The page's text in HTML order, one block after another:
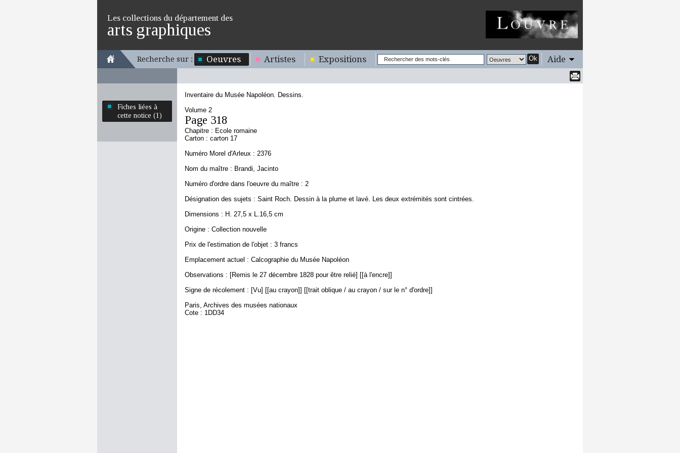
Les collections du département des
arts graphiques
Recherche sur : Oeuvres Artistes Expositions Ok Aide
Fiches liées à
cette notice (1)
Inventaire du Musée Napoléon. Dessins.
Volume 2
Page 318
Chapitre : Ecole romaine
Carton : carton 17
Numéro Morel d'Arleux : 2376
Nom du maître : Brandi, Jacinto
Numéro d'ordre dans l'oeuvre du maître : 2
Désignation des sujets : Saint Roch. Dessin à la plume et lavé. Les deux extrémités sont cintrées.
Dimensions : H. 27,5 x L.16,5 cm
Origine : Collection nouvelle
Prix de l'estimation de l'objet : 3 francs
Emplacement actuel : Calcographie du Musée Napoléon
Observations : [Remis le 27 décembre 1828 pour être relié] [[à l'encre]]
Signe de récolement : [Vu] [[au crayon]] [[trait oblique / au crayon / sur le n° d'ordre]]
Paris, Archives des musées nationaux
Cote : 1DD34